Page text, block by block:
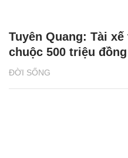
ĐỜI SỐNG
Tuyên Quang: Tài
chuộc 500 triệu đồng